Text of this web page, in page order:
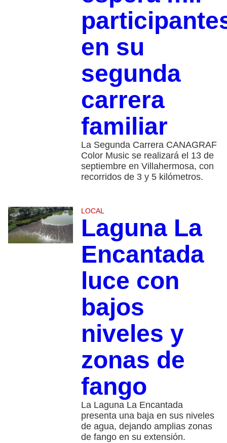
en su
segunda
carrera
familiar
La Segunda Carrera CANAGRAF
Color Music se realizará el 13 de
septiembre en Villahermosa, con
recorridos de 3 y 5 kilómetros.
LOCAL
Laguna La
Encantada
luce con
bajos
niveles y
zonas de
fango
La Laguna La Encantada
presenta una baja en sus niveles
de agua, dejando amplias zonas
de fango en su extensión.